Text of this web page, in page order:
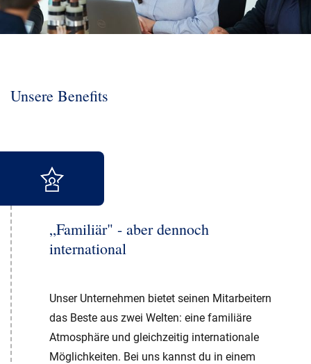
Unsere Benefits
„Familiär" - aber dennoch
international
Unser Unternehmen bietet seinen Mitarbeitern
das Beste aus zwei Welten: eine familiäre
Atmosphäre und gleichzeitig internationale
Möglichkeiten. Bei uns kannst du in einem